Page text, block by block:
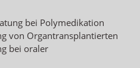
bei Polymedikation
von Organtransplantierten
bei oraler